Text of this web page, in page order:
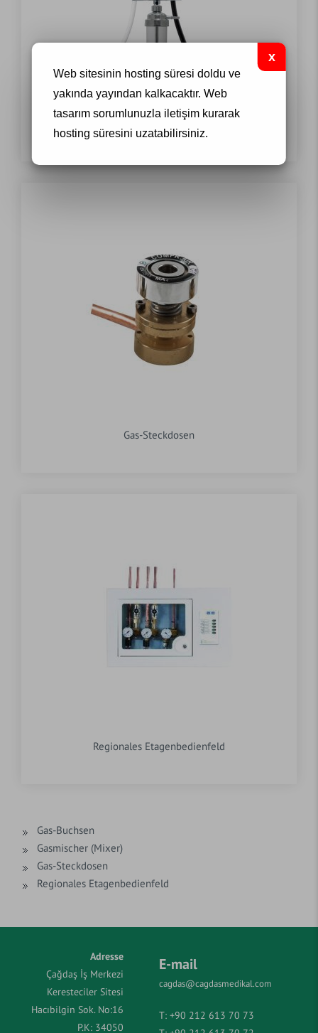
Web sitesinin hosting süresi doldu ve
yakında yayından kalkacaktır. Web
tasarımsorumlunuzla iletişim kurarak
hosting süresini uzatabilirsiniz.
Gasmischer (Mixer)
Gas-Steckdosen
Regionales Etagenbedienfeld
Gas-Buchsen
Gasmischer (Mixer)
Gas-Steckdosen
Regionales Etagenbedienfeld
Adresse
Çağdaş İş Merkezi
Keresteciler Sitesi
Hacıbilgin Sok. No:16
P.K: 34050
E-mail
cagdas@cagdasmedikal.com
T: +90 212 613 70 73